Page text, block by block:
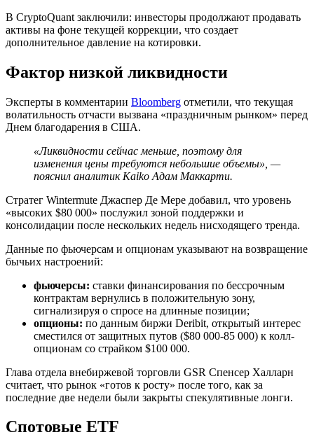
В CryptoQuant заключили: инвесторы продолжают продавать
активы на фоне текущей коррекции, что создает
дополнительное давление на котировки.
Фактор низкой ликвидности
Эксперты в комментарии Bloomberg отметили, что текущая
волатильность отчасти вызвана «праздничным рынком» перед
Днем благодарения в США.
«Ликвидности сейчас меньше, поэтому для
изменения цены требуются небольшие объемы», —
пояснил аналитик Kaiko Адам Маккарти.
Стратег Wintermute Джаспер Де Мере добавил, что уровень
«высоких $80 000» послужил зоной поддержки и
консолидации после нескольких недель нисходящего тренда.
Данные по фьючерсам и опционам указывают на возвращение
бычьих настроений:
фьючерсы: ставки финансирования по бессрочным
контрактам вернулись в положительную зону,
сигнализируя о спросе на длинные позиции;
опционы: по данным биржи Deribit, открытый интерес
сместился от защитных путов ($80 000-85 000) к колл-
опционам со страйком $100 000.
Глава отдела внебиржевой торговли GSR Спенсер Халларн
считает, что рынок «готов к росту» после того, как за
последние две недели были закрыты спекулятивные лонги.
Спотовые ETF